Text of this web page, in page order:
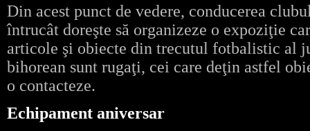
Din acest punct de vedere, conducerea
întrucât doreşte să organizeze o expoziţie
articole şi obiecte din trecutul fotbalistic al
bihorean sunt rugaţi, cei care deţin astfel
o contacteze.
Echipament aniversar